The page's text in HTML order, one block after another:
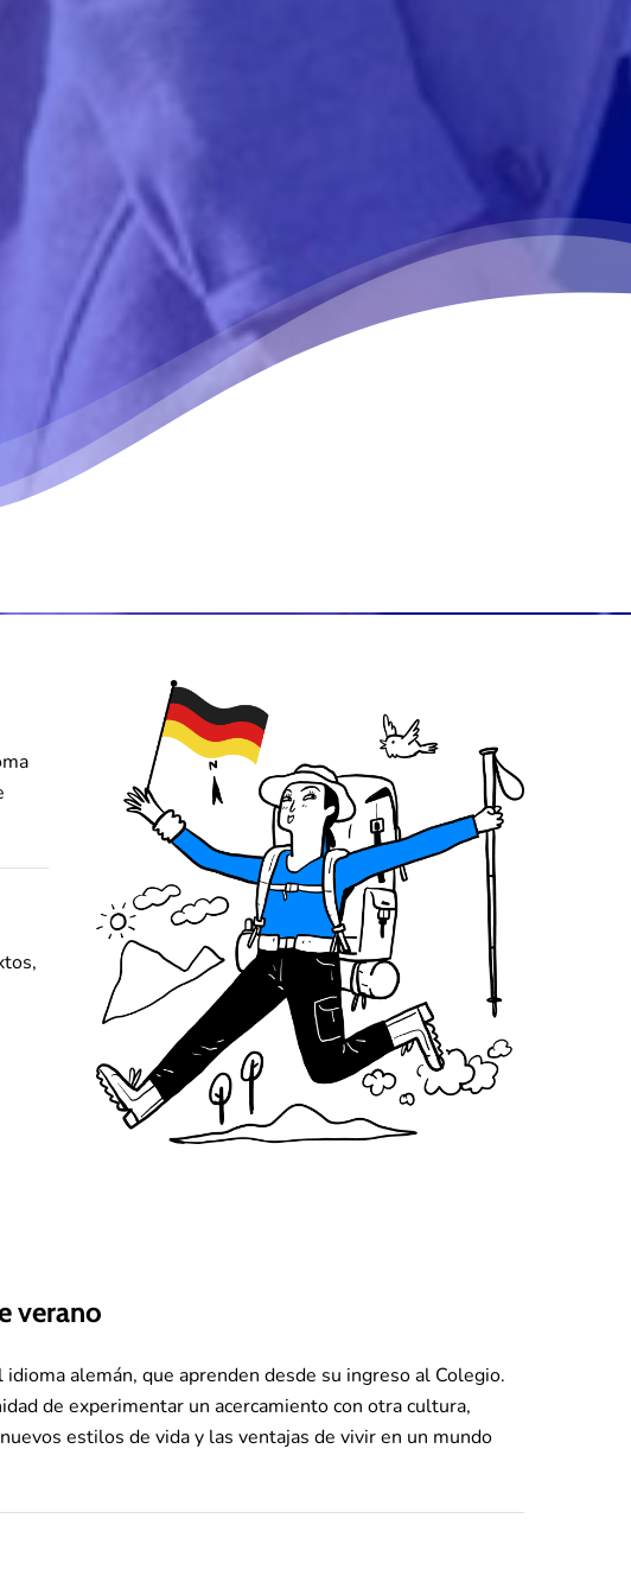
verano
alemán, que aprenden desde su ingreso al Colegio.
de experimentar un acercamiento con otra cultura,
estilos de vida y las ventajas de vivir en un mundo